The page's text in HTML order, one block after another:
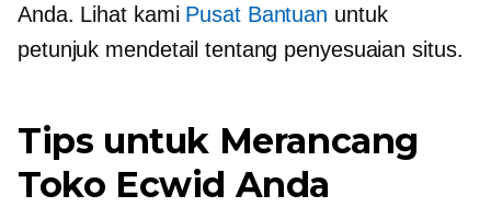
Anda. Lihat kami Pusat Bantuan untuk
petunjuk mendetail tentang penyesuaian situs.
Tips untuk Merancang
Toko Ecwid Anda